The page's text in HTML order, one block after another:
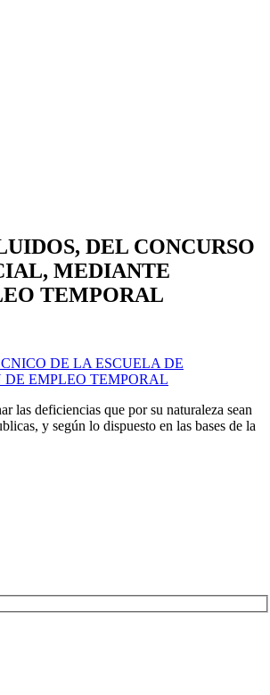
DEL CONCURSO
MEDIANTE
TEMPORAL
DE LA ESCUELA DE
EMPLEO TEMPORAL
deficiencias que por su naturaleza sean
y según lo dispuesto en las bases de la